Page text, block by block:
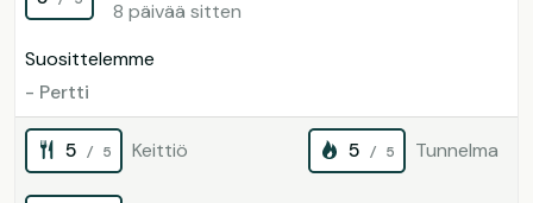
8 päivää sitten
Suosittelemme
- Pertti
5 / 5 Keittiö 5 / 5 Tunnelma